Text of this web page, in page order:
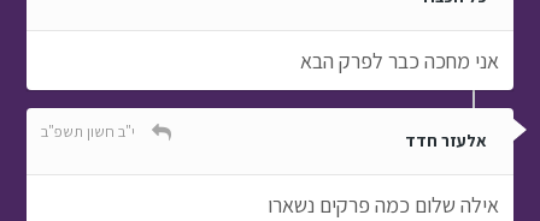
אני מחכה כבר לפרק הבא
אלעזר חדד י"ב חשון תשפ"ב
אילה שלום כמה פרקים נשארו